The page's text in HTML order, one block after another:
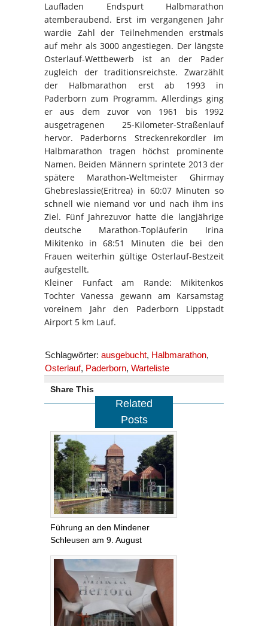
Laufladen Endspurt Halbmarathon
atemberaubend. Erst im vergangenen Jahr
wardie Zahl der Teilnehmenden erstmals
auf mehr als 3000 angestiegen. Der längste
Osterlauf-Wettbewerb ist an der Pader
zugleich der traditionsreichste. Zwarzählt
der Halbmarathon erst ab 1993 in
Paderborn zum Programm. Allerdings ging
er aus dem zuvor von 1961 bis 1992
ausgetragenen 25-Kilometer-Straßenlauf
hervor. Paderborns Streckenrekordler im
Halbmarathon tragen höchst prominente
Namen. Beiden Männern sprintete 2013 der
spätere Marathon-Weltmeister Ghirmay
Ghebreslassie(Eritrea) in 60:07 Minuten so
schnell wie niemand vor und nach ihm ins
Ziel. Fünf Jahrezuvor hatte die langjährige
deutsche Marathon-Topläuferin Irina
Mikitenko in 68:51 Minuten die bei den
Frauen weiterhin gültige Osterlauf-Bestzeit
aufgestellt.
Kleiner Funfact am Rande: Mikitenkos
Tochter Vanessa gewann am Karsamstag
voreinem Jahr den Paderborn Lippstadt
Airport 5 km Lauf.
Schlagwörter: ausgebucht, Halbmarathon,
Osterlauf, Paderborn, Warteliste
Share This
Related
Posts
Führung an den Mindener
Schleusen am 9. August